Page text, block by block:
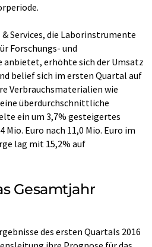
Services, die Laborinstrumente
Forschungs- und
erhöhte sich der Umsatz
belief sich im ersten Quartal auf
Verbrauchsmaterialien wie
überdurchschnittliche
ein um 3,7% gesteigertes
Mio. Euro nach 11,0 Mio. Euro im
lag mit 15,2% auf
Gesamtjahr
des ersten Quartals 2016